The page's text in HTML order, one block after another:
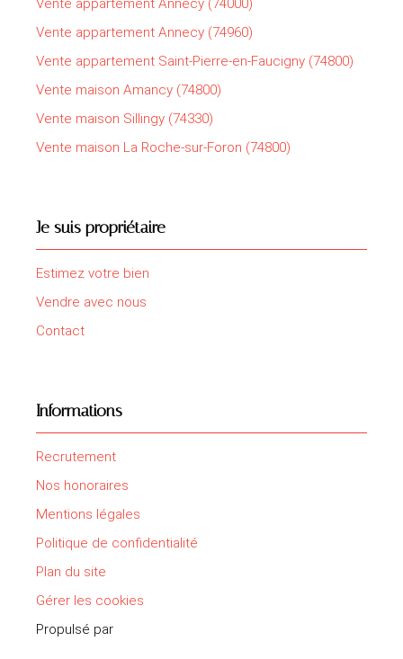
Vente appartement Annecy (74000)
Vente appartement Annecy (74960)
Vente appartement Saint-Pierre-en-Faucigny (74800)
Vente maison Amancy (74800)
Vente maison Sillingy (74330)
Vente maison La Roche-sur-Foron (74800)
Je suis propriétaire
Estimez votre bien
Vendre avec nous
Contact
Informations
Recrutement
Nos honoraires
Mentions légales
Politique de confidentialité
Plan du site
Gérer les cookies
Propulsé par